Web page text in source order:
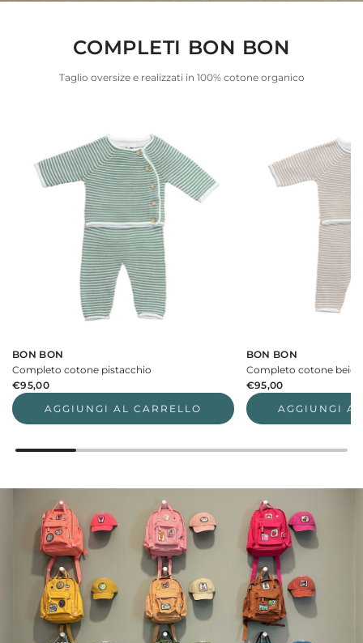
COMPLETI BON BON
Taglio oversize e realizzati in 100% cotone organico
BON BON
Completo cotone pistacchio
€95,00
AGGIUNGI AL CARRELLO
BON BON
Completo cotone beige
€95,00
AGGIUNGI